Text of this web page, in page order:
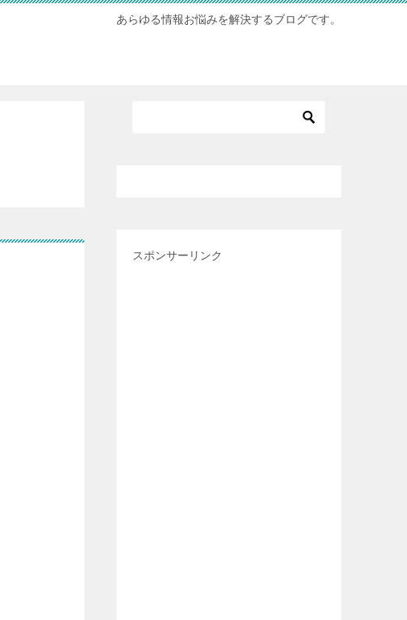
あらゆる情報お悩みを解決するブログです。
スポンサーリンク